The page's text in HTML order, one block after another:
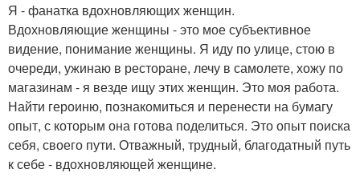
Я - фанатка вдохновляющих женщин.
Вдохновляющие женщины - это мое субъективное
видение, понимание женщины. Я иду по улице, стою в
очереди, ужинаю в ресторане, лечу в самолете, хожу по
магазинам - я везде ищу этих женщин. Это моя работа.
Найти героиню, познакомиться и перенести на бумагу
опыт, с которым она готова поделиться. Это опыт поиска
себя, своего пути. Отважный, трудный, благодатный путь
к себе - вдохновляющей женщине.